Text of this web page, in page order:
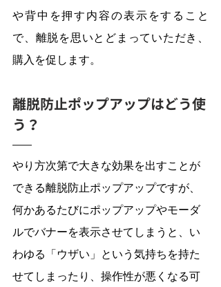
や背中を押す内容の表示をすること
で、離脱を思いとどまっていただき、
購入を促します。
離脱防止ポップアップはどう使
う？
やり方次第で大きな効果を出すことが
できる離脱防止ポップアップですが、
何かあるたびにポップアップやモーダ
ルでバナーを表示させてしまうと、い
わゆる「ウザい」という気持ちを持た
せてしまったり、操作性が悪くなる可